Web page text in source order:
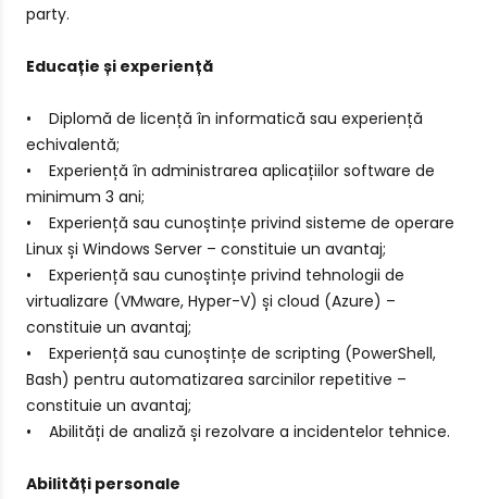
party.
Educație și experiență
• Diplomă de licență în informatică sau experiență
echivalentă;
• Experiență în administrarea aplicațiilor software de
minimum 3 ani;
• Experiență sau cunoștințe privind sisteme de operare
Linux și Windows Server – constituie un avantaj;
• Experiență sau cunoștințe privind tehnologii de
virtualizare (VMware, Hyper-V) și cloud (Azure) –
constituie un avantaj;
• Experiență sau cunoștințe de scripting (PowerShell,
Bash) pentru automatizarea sarcinilor repetitive –
constituie un avantaj;
• Abilități de analiză și rezolvare a incidentelor tehnice.
Abilități personale